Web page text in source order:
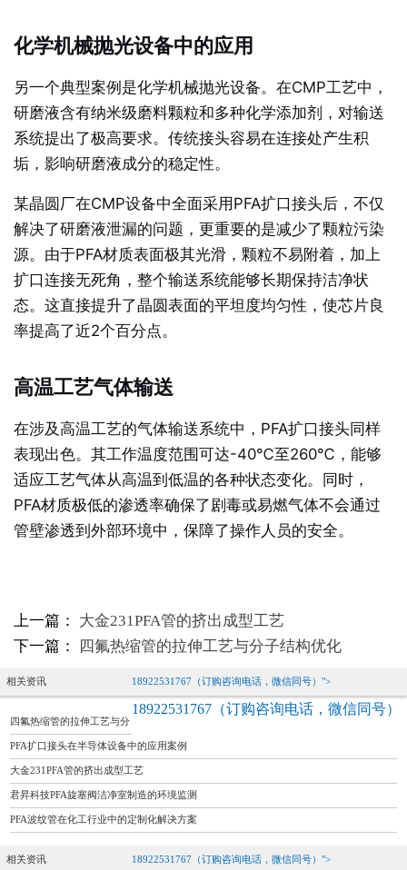
化学机械抛光设备中的应用
另一个典型案例是化学机械抛光设备。在CMP工艺中，
研磨液含有纳米级磨料颗粒和多种化学添加剂，对输送
系统提出了极高要求。传统接头容易在连接处产生积
垢，影响研磨液成分的稳定性。
某晶圆厂在CMP设备中全面采用PFA扩口接头后，不仅
解决了研磨液泄漏的问题，更重要的是减少了颗粒污染
源。由于PFA材质表面极其光滑，颗粒不易附着，加上
扩口连接无死角，整个输送系统能够长期保持洁净状
态。这直接提升了晶圆表面的平坦度均匀性，使芯片良
率提高了近2个百分点。
高温工艺气体输送
在涉及高温工艺的气体输送系统中，PFA扩口接头同样
表现出色。其工作温度范围可达-40℃至260℃，能够
适应工艺气体从高温到低温的各种状态变化。同时，
PFA材质极低的渗透率确保了剧毒或易燃气体不会通过
管壁渗透到外部环境中，保障了操作人员的安全。
上一篇：
大金231PFA管的挤出成型工艺
下一篇：
四氟热缩管的拉伸工艺与分子结构优化
相关资讯 18922531767（订购咨询电话，微信同号）">
18922531767（订购咨询电话，微信同号）
四氟热缩管的拉伸工艺与分
子结构优化
PFA扩口接头在半导体设备中的应用案例
大金231PFA管的挤出成型工艺
君昇科技PFA旋塞阀洁净室制造的环境监测
PFA波纹管在化工行业中的定制化解决方案
相关资讯 18922531767（订购咨询电话，微信同号）">